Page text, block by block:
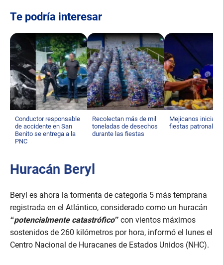
Te podría interesar
Conductor responsable
de accidente en San
Benito se entrega a la
PNC
Recolectan más de mil
toneladas de desechos
durante las fiestas
Mejicanos inicia
fiestas patronales
Huracán Beryl
Beryl es ahora la tormenta de categoría 5 más temprana
registrada en el Atlántico, considerado como un huracán
“potencialmente catastrófico” con vientos máximos
sostenidos de 260 kilómetros por hora, informó el lunes el
Centro Nacional de Huracanes de Estados Unidos (NHC).